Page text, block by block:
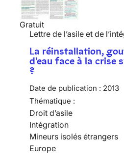
Gratuit
Lettre de l’asile et de
La réinstallation,
d'eau face à la crise
?
Date de publication : 2013
Thématique :
Droit d’asile
Intégration
Mineurs isolés étrangers
Europe